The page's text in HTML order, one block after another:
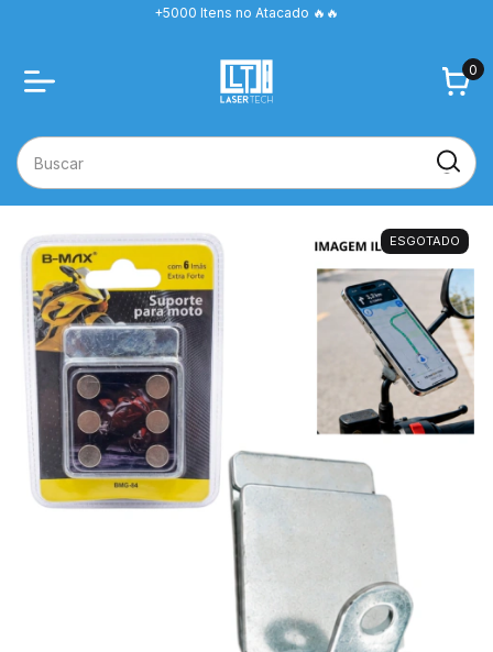
+5000 Itens no Atacado 🔥🔥
0
ESGOTADO